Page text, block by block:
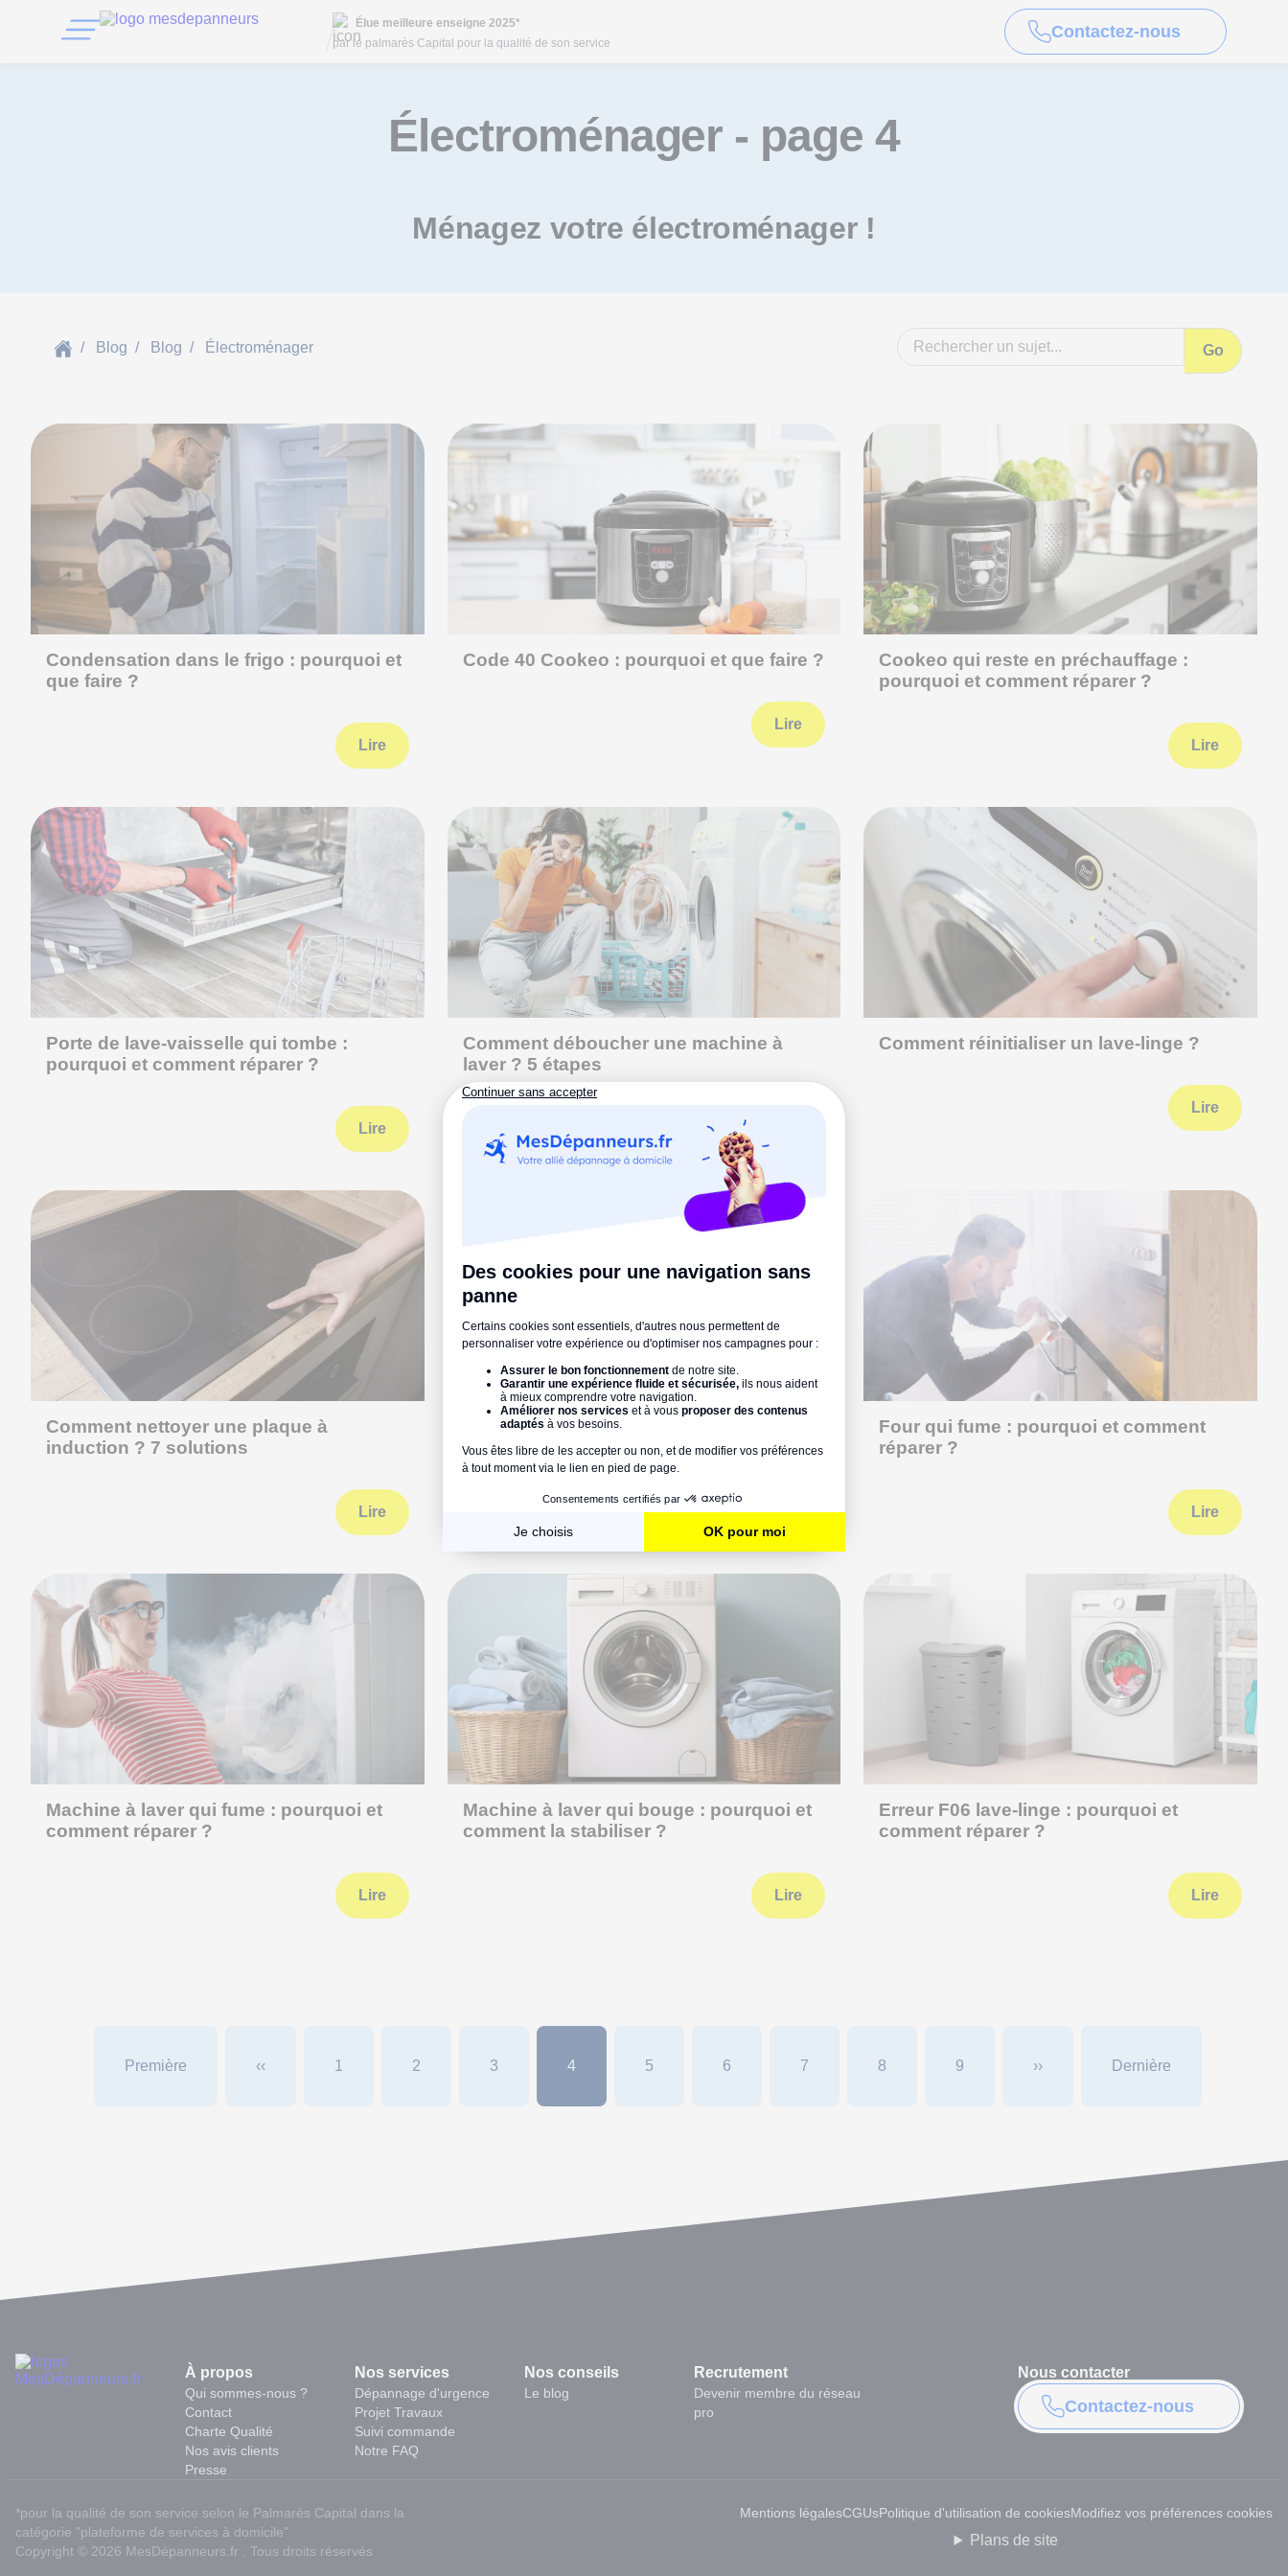
Élue meilleure enseigne 2025*
par le palmarès Capital pour la qualité de son service
Contactez-nous
Électroménager - page 4
Ménagez votre électroménager !
Blog Blog Électroménager Go
Condensation dans le frigo : pourquoi et
que faire ?
Lire
Code 40 Cookeo : pourquoi et que faire ?
Lire
Cookeo qui reste en préchauffage :
pourquoi et comment réparer ?
Lire
Porte de lave-vaisselle qui tombe :
pourquoi et comment réparer ?
Lire
Comment déboucher une machine à
laver ? 5 étapes
Comment réinitialiser un lave-linge ?
Lire
Comment nettoyer une plaque à
induction ? 7 solutions
Lire
Comment changer le joint de porte d’un
lave-vaisselle ?
Lire
Four qui fume : pourquoi et comment
réparer ?
Lire
Machine à laver qui fume : pourquoi et
comment réparer ?
Lire
Machine à laver qui bouge : pourquoi et
comment la stabiliser ?
Lire
Erreur F06 lave-linge : pourquoi et
comment réparer ?
Lire
Première ‹‹ 1 2 3 4 5 6 7 8 9 ›› Dernière
À propos
Qui sommes-nous ?
Contact
Charte Qualité
Nos avis clients
Presse
Nos services
Dépannage d'urgence
Projet Travaux
Suivi commande
Notre FAQ
Nos conseils
Le blog
Recrutement
Devenir membre du réseau
pro
Nous contacter
Contactez-nous
*pour la qualité de son service selon le Palmarès Capital dans la
catégorie "plateforme de services à domicile"
Copyright © 2026 MesDépanneurs.fr . Tous droits réservés
Mentions légalesCGUsPolitique d'utilisation de cookiesModifiez vos préférences cookies
Plans de site